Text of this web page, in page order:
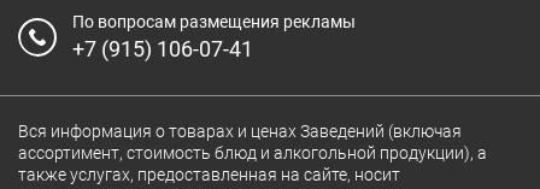
По вопросам размещения рекламы
+7 (915) 106-07-41
Вся информация о товарах и ценах Заведений (включая
ассортимент, стоимость блюд и алкогольной продукции), а
также услугах, предоставленная на сайте, носит